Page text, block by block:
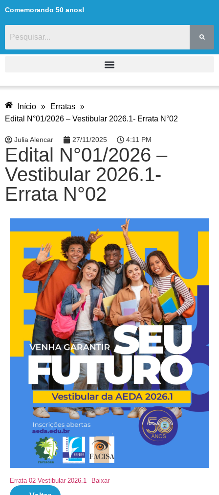
Comemorando 50 anos!
Início » Erratas »
Edital N°01/2026 – Vestibular 2026.1- Errata N°02
Julia Alencar 27/11/2025 4:11 PM
Edital N°01/2026 –
Vestibular 2026.1-
Errata N°02
Errata 02 Vestibular 2026.1 Baixar